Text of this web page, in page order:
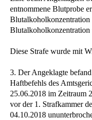
entnommene Blutprobe
Blutalkoholkonzentration
Diese Strafe wurde mit
3. Der Angeklagte
Haftbefehls des
25.06.2018 im Zeitraum
vor der 1. Strafkammer
04.10.2018